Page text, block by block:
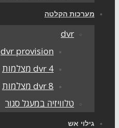
מערכות הקלטה
dvr
dvr provision
dvr 4 מצלמות
dvr 8 מצלמות
טלוויזיה במעגל סגור
גילוי אש